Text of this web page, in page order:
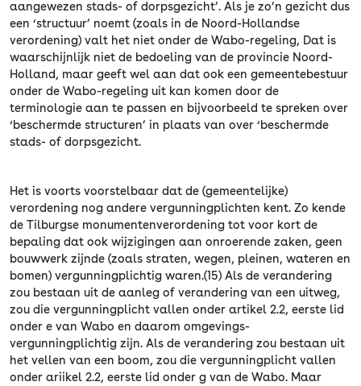
aangewezen stads- of dorpsgezicht’. Als je zo’n gezicht dus
een ‘structuur’ noemt (zoals in de Noord-Hollandse
verordening) valt het niet onder de Wabo-regeling, Dat is
waarschijnlijk niet de bedoeling van de provincie Noord-
Holland, maar geeft wel aan dat ook een gemeentebestuur
onder de Wabo-regeling uit kan komen door de
terminologie aan te passen en bijvoorbeeld te spreken over
‘beschermde structuren’ in plaats van over ‘beschermde
stads- of dorpsgezicht.
Het is voorts voorstelbaar dat de (gemeentelijke)
verordening nog andere vergunningplichten kent. Zo kende
de Tilburgse monumentenverordening tot voor kort de
bepaling dat ook wijzigingen aan onroerende zaken, geen
bouwwerk zijnde (zoals straten, wegen, pleinen, wateren en
bomen) vergunningplichtig waren.(15) Als de verandering
zou bestaan uit de aanleg of verandering van een uitweg,
zou die vergunningplicht vallen onder artikel 2.2, eerste lid
onder e van Wabo en daarom omgevings-
vergunningplichtig zijn. Als de verandering zou bestaan uit
het vellen van een boom, zou die vergunningplicht vallen
onder ariikel 2.2, eerste lid onder g van de Wabo. Maar